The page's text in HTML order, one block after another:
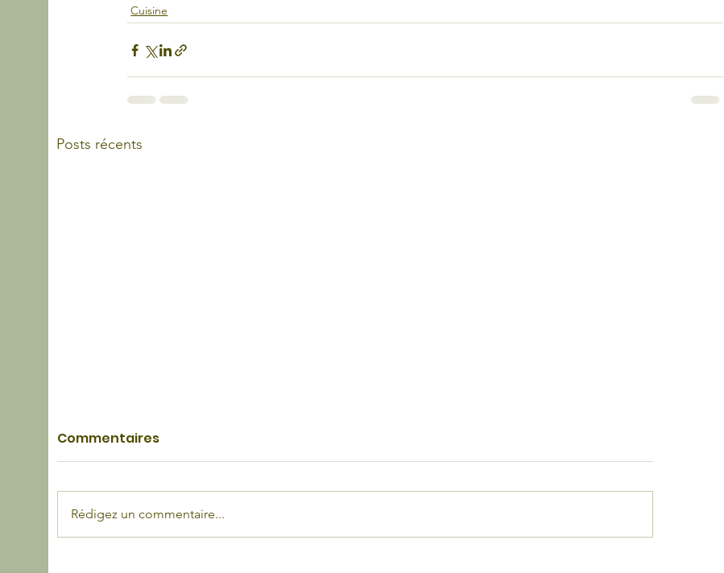
Cuisine
Posts récents
Commentaires
Rédigez un commentaire...